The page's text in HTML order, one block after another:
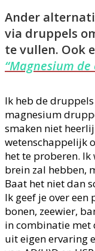
Ander
via druppels
te vullen. Ook
“Magnesium de
Ik heb de
magnesium
smaken niet
wetenschappelijk
het te proberen.
brein zal hebben,
Baat het niet dan
Ik geef je over een
bonen, zeewier,
in combinatie met
uit eigen ervaring